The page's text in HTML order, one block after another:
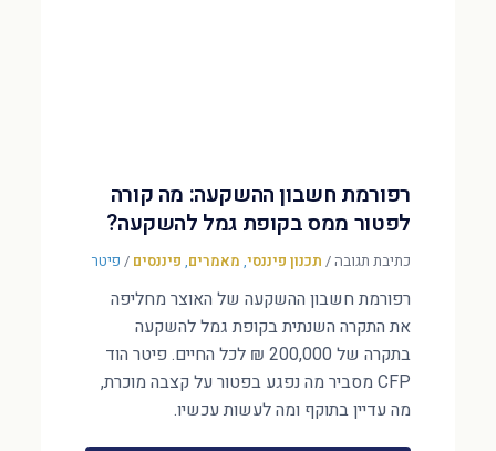
רפורמת חשבון ההשקעה: מה קורה
לפטור ממס בקופת גמל להשקעה?
כתיבת תגובה/ תכנון פיננסי, מאמרים, פיננסים / פיטר
רפורמת חשבון ההשקעה של האוצר מחליפה
את התקרה השנתית בקופת גמל להשקעה
בתקרה של 200,000 ₪ לכל החיים. פיטר הוד
CFP מסביר מה נפגע בפטור על קצבה מוכרת,
מה עדיין בתוקף ומה לעשות עכשיו.